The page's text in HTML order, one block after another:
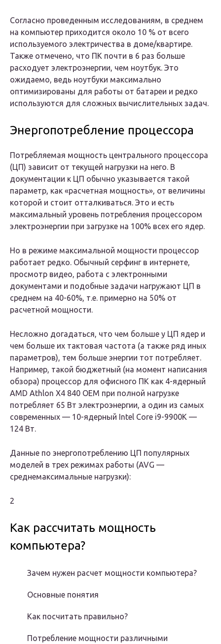
Согласно проведенным исследованиям, в среднем
на компьютер приходится около 10 % от всего
используемого электричества в доме/квартире.
Также отмечено, что ПК почти в 6 раз больше
расходует электроэнергии, чем ноутбук. Это
ожидаемо, ведь ноутбуки максимально
оптимизированы для работы от батареи и редко
используются для сложных вычислительных задач.
Энергопотребление процессора
Потребляемая мощность центрального процессора
(ЦП) зависит от текущей нагрузки на него. В
документации к ЦП обычно указывается такой
параметр, как «расчетная мощность», от величины
которой и стоит отталкиваться. Это и есть
максимальный уровень потребления процессором
электроэнергии при загрузке на 100% всех его ядер.
Но в режиме максимальной мощности процессор
работает редко. Обычный серфинг в интернете,
просмотр видео, работа с электронными
документами и подобные задачи нагружают ЦП в
среднем на 40-60%, т.е. примерно на 50% от
расчетной мощности.
Несложно догадаться, что чем больше у ЦП ядер и
чем больше их тактовая частота (а также ряд иных
параметров), тем больше энергии тот потребляет.
Например, такой бюджетный (на момент написания
обзора) процессор для офисного ПК как 4-ядерный
AMD Athlon X4 840 OEM при полной нагрузке
потребляет 65 Вт электроэнергии, а один из самых
современных — 10-ядерный Intel Core i9-9900K —
124 Вт.
Данные по энергопотреблению ЦП популярных
моделей в трех режимах работы (AVG —
среднемаксимальные нагрузки):
2
Как рассчитать мощность
компьютера?
Зачем нужен расчет мощности компьютера?
Основные понятия
Как посчитать правильно?
Потребление мощности различными